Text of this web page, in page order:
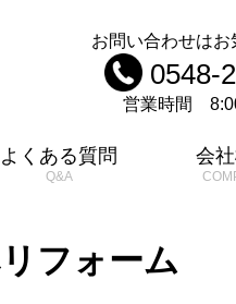
お問い合わせは
0548-
営業時間
よくある質問 会
フォーム